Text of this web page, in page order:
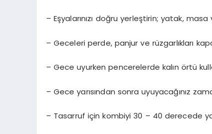
– Eşyalarınızı doğru yerleştirin; yatak,
– Geceleri perde, panjur ve rüzgarlıkları
– Gece uyurken pencerelerde kalın örtü
– Gece yarısından sonra uyuyacağınız
– Tasarruf için kombiyi 30 – 40 derecede